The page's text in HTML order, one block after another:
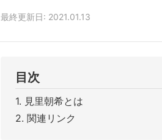
最終更新日: 2021.01.13
目次
見里朝希とは
関連リンク